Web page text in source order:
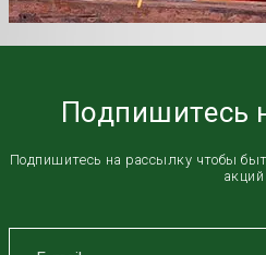
Подпишитесь
Подпишитесь на рассылку чтобы
акций